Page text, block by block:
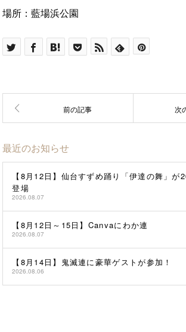
場所：藍場浜公園
最近のお知らせ
【8月12日】仙台すずめ踊り「伊達の舞」が
登場
2026.08.07
【8月12日～15日】Canvaにわか連
2026.08.07
【8月14日】鬼滅連に豪華ゲストが参加！
2026.08.06